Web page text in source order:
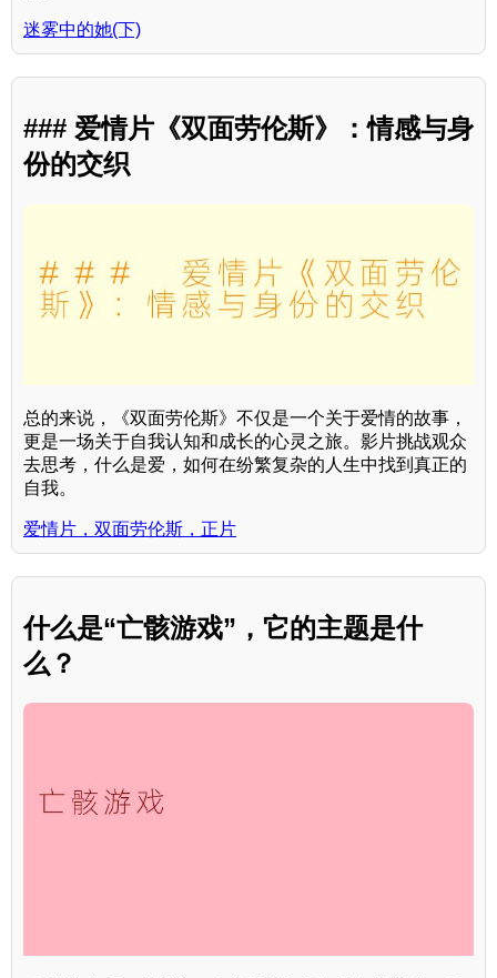
迷雾中的她(下)
### 爱情片《双面劳伦斯》：情感与身
份的交织
总的来说，《双面劳伦斯》不仅是一个关于爱情的故事，
更是一场关于自我认知和成长的心灵之旅。影片挑战观众
去思考，什么是爱，如何在纷繁复杂的人生中找到真正的
自我。
爱情片，双面劳伦斯，正片
什么是“亡骸游戏”，它的主题是什
么？